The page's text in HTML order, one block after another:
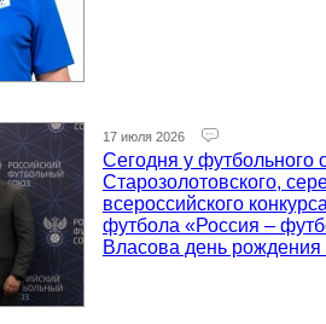
17 июля 2026
Сегодня у футбольного
Старозолотовского,
всероссийского
футбола «Россия –
Власова день рождения